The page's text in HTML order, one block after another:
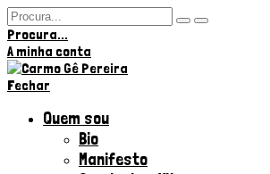
Procura...
A minha conta
Fechar
Quem sou
Bio
Manifesto